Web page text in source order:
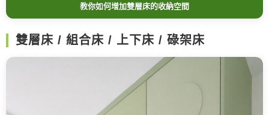
教你如何增加雙層床的收納空間
雙層床 / 組合床 / 上下床 / 碌架床